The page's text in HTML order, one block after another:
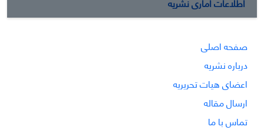
صفحه اصلی
درباره نشریه
اعضای هیات تحریریه
ارسال مقاله
تماس با ما